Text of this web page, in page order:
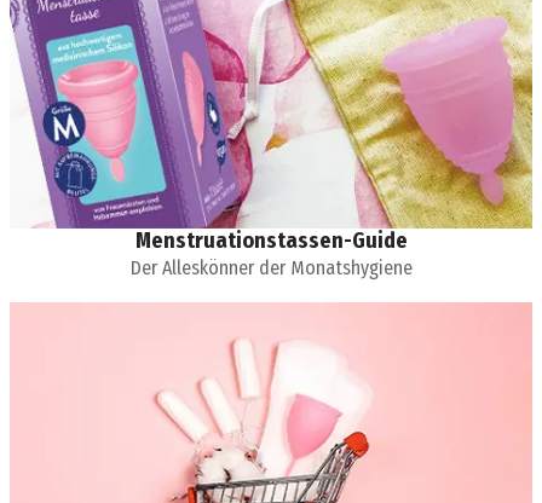
Menstruationstassen-Guide
Der Alleskönner der Monatshygiene